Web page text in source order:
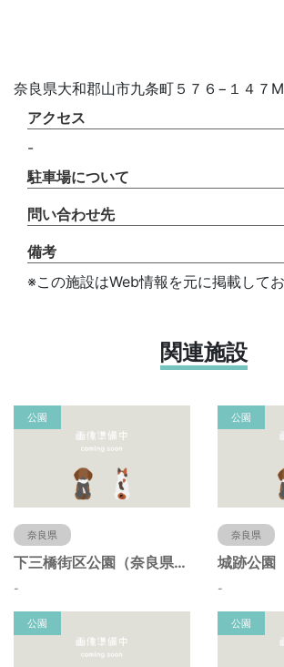
奈良県大和郡山市九条町５７６−１４７
アクセス
-
駐車場について
問い合わせ先
備考
※この施設はWeb情報を元に掲載して
関連施設
公園
奈良県
下三橋街区公園（奈良県大和郡山市）
-
公園
奈良県
-
公園 公園